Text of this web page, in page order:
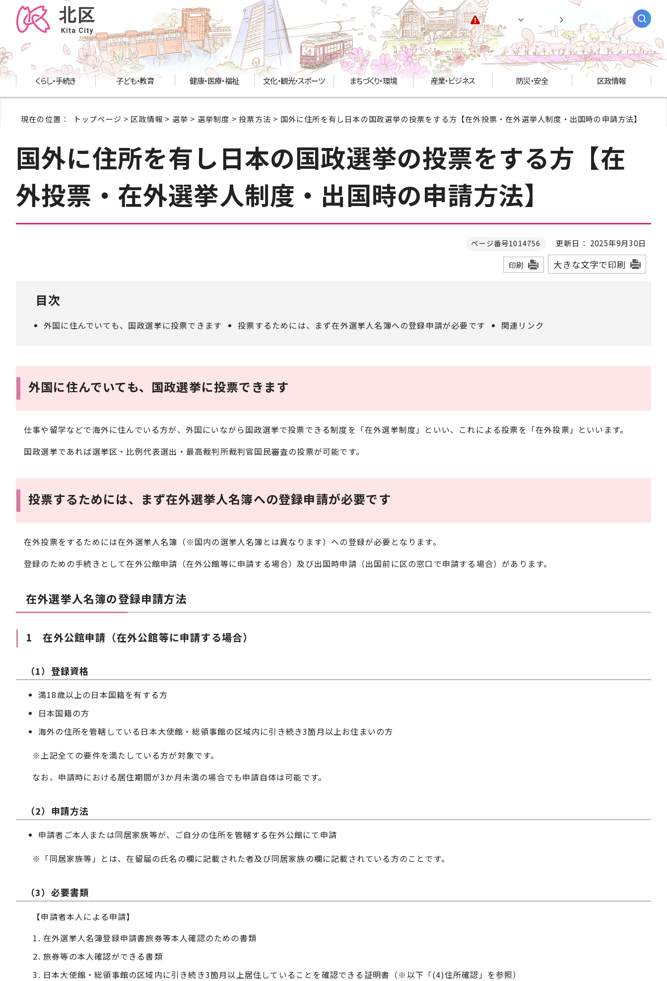
緊急情報 AIチャットボット
くらし・手続き 子ども・教育 健康・医療・福祉 文化・観光・スポーツ まちづくり・環境 産業・ビジネス 防災・安全 区政情報
現在の位置： トップページ > 区政情報 > 選挙 > 選挙制度 >投票方法 > 国外に住所を有し日本の国政選挙の投票をする方【在外投票・在外選挙人制度・出国時の申請方法】
国外に住所を有し日本の国政選挙の投票をする方【在
外投票・在外選挙人制度・出国時の申請方法】
ページ番号1014756 更新日： 2025年9月30日
印刷 大きな文字で印刷
目次
外国に住んでいても、国政選挙に投票できます 投票するためには、まず在外選挙人名簿への登録申請が必要です 関連リンク
外国に住んでいても、国政選挙に投票できます
仕事や留学などで海外に住んでいる方が、外国にいながら国政選挙で投票できる制度を「在外選挙制度」といい、これによる投票を「在外投票」といいます。
国政選挙であれば選挙区・比例代表選出・最高裁判所裁判官国民審査の投票が可能です。
投票するためには、まず在外選挙人名簿への登録申請が必要です
在外投票をするためには在外選挙人名簿（※国内の選挙人名簿とは異なります）への登録が必要となります。
登録のための手続きとして在外公館申請（在外公館等に申請する場合）及び出国時申請（出国前に区の窓口で申請する場合）があります。
在外選挙人名簿の登録申請方法
1 在外公館申請（在外公館等に申請する場合）
（1）登録資格
満18歳以上の日本国籍を有する方
日本国籍の方
海外の住所を管轄している日本大使館・総領事館の区域内に引き続き3箇月以上お住まいの方
※上記全ての要件を満たしている方が対象です。
なお、申請時における居住期間が3か月未満の場合でも申請自体は可能です。
（2）申請方法
申請者ご本人または同居家族等が、ご自分の住所を管轄する在外公館にて申請
※「同居家族等」とは、在留届の氏名の欄に記載された者及び同居家族の欄に記載されている方のことです。
（3）必要書類
【申請者本人による申請】
在外選挙人名簿登録申請書旅券等本人確認のための書類
旅券等の本人確認ができる書類
日本大使館・総領事館の区域内に引き続き3箇月以上居住していることを確認できる証明書（※以下「(4)住所確認」を参照）